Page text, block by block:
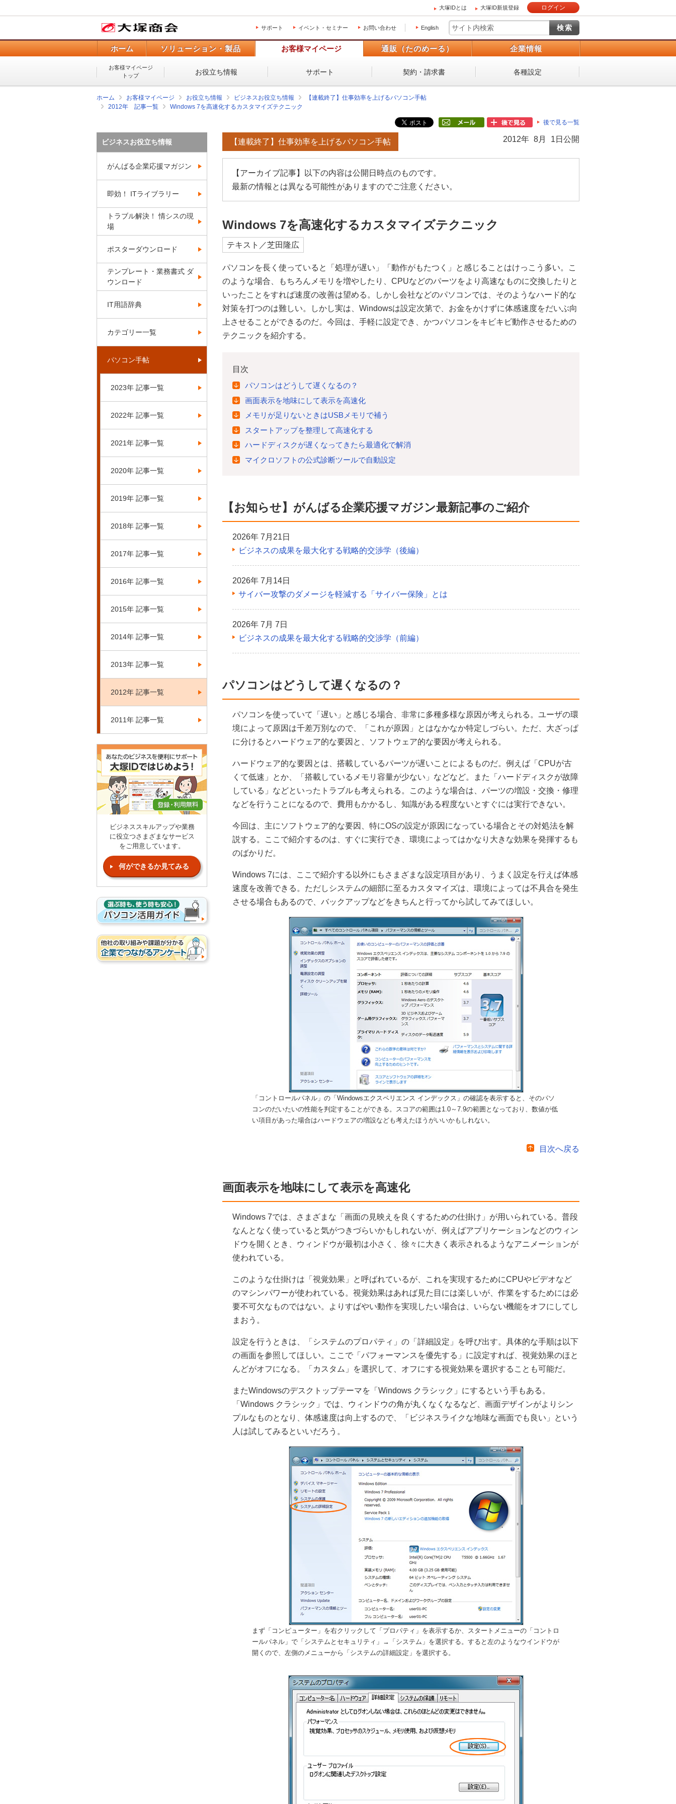
大塚IDとは 大塚ID新規登録 ログイン
サポート イベント・セミナー お問い合わせ English
ホーム ソリューション・製品 お客様マイページ 通販（たのめーる） 企業情報
お客様マイページ
トップ
お役立ち情報 サポート 契約・請求書 各種設定
ホーム お客様マイページ お役立ち情報 ビジネスお役立ち情報
【連載終了】仕事効率を上げるパソコン手帖
2012年 記事一覧
Windows 7を高速化するカスタマイズテクニック
後で見る一覧
2012年 8月 1日公開
【連載終了】仕事効率を上げるパソコン手帖
【アーカイブ記事】以下の内容は公開日時点のものです。
最新の情報とは異なる可能性がありますのでご注意ください。
Windows 7を高速化するカスタマイズテクニック
テキスト／芝田隆広
パソコンを長く使っていると「処理が遅い」「動作がもたつく」と感じることはけっこう多い。こ
のような場合、もちろんメモリを増やしたり、CPUなどのパーツをより高速なものに交換したりと
いったことをすれば速度の改善は望める。しかし会社などのパソコンでは、そのようなハード的な
対策を打つのは難しい。しかし実は、Windowsは設定次第で、お金をかけずに体感速度をだいぶ向
上させることができるのだ。今回は、手軽に設定でき、かつパソコンをキビキビ動作させるための
テクニックを紹介する。
目次
パソコンはどうして遅くなるの？
画面表示を地味にして表示を高速化
メモリが足りないときはUSBメモリで補う
スタートアップを整理して高速化する
ハードディスクが遅くなってきたら最適化で解消
マイクロソフトの公式診断ツールで自動設定
【お知らせ】がんばる企業応援マガジン最新記事のご紹介
2026年 7月21日
ビジネスの成果を最大化する戦略的交渉学（後編）
2026年 7月14日
サイバー攻撃のダメージを軽減する「サイバー保険」とは
2026年 7月 7日
ビジネスの成果を最大化する戦略的交渉学（前編）
パソコンはどうして遅くなるの？
パソコンを使っていて「遅い」と感じる場合、非常に多種多様な原因が考えられる。ユーザの環
境によって原因は千差万別なので、「これが原因」とはなかなか特定しづらい。ただ、大ざっぱ
に分けるとハードウェア的な要因と、ソフトウェア的な要因が考えられる。
ハードウェア的な要因とは、搭載しているパーツが遅いことによるものだ。例えば「CPUが古
くて低速」とか、「搭載しているメモリ容量が少ない」などなど。また「ハードディスクが故障
している」などといったトラブルも考えられる。このような場合は、パーツの増設・交換・修理
などを行うことになるので、費用もかかるし、知識がある程度ないとすぐには実行できない。
今回は、主にソフトウェア的な要因、特にOSの設定が原因になっている場合とその対処法を解
説する。ここで紹介するのは、すぐに実行でき、環境によってはかなり大きな効果を発揮するも
のばかりだ。
Windows 7には、ここで紹介する以外にもさまざまな設定項目があり、うまく設定を行えば体感
速度を改善できる。ただしシステムの細部に至るカスタマイズは、環境によっては不具合を発生
させる場合もあるので、バックアップなどをきちんと行ってから試してみてほしい。
「コントロールパネル」の「Windowsエクスペリエンス インデックス」の確認を表示すると、そのパソ
コンのだいたいの性能を判定することができる。スコアの範囲は1.0～7.9の範囲となっており、数値が低
い項目があった場合はハードウェアの増設なども考えたほうがいいかもしれない。
目次へ戻る
画面表示を地味にして表示を高速化
Windows 7では、さまざまな「画面の見映えを良くするための仕掛け」が用いられている。普段
なんとなく使っていると気がつきづらいかもしれないが、例えばアプリケーションなどのウィン
ドウを開くとき、ウィンドウが最初は小さく、徐々に大きく表示されるようなアニメーションが
使われている。
このような仕掛けは「視覚効果」と呼ばれているが、これを実現するためにCPUやビデオなど
のマシンパワーが使われている。視覚効果はあれば見た目には楽しいが、作業をするためには必
要不可欠なものではない。よりすばやい動作を実現したい場合は、いらない機能をオフにしてし
まおう。
設定を行うときは、「システムのプロパティ」の「詳細設定」を呼び出す。具体的な手順は以下
の画面を参照してほしい。ここで「パフォーマンスを優先する」に設定すれば、視覚効果のほと
んどがオフになる。「カスタム」を選択して、オフにする視覚効果を選択することも可能だ。
またWindowsのデスクトップテーマを「Windows クラシック」にするという手もある。
「Windows クラシック」では、ウィンドウの角が丸くなくなるなど、画面デザインがよりシン
プルなものとなり、体感速度は向上するので、「ビジネスライクな地味な画面でも良い」という
人は試してみるといいだろう。
まず「コンピューター」を右クリックして「プロパティ」を表示するか、スタートメニューの「コントロ
ールパネル」で「システムとセキュリティ」→「システム」を選択する。すると左のようなウインドウが
開くので、左側のメニューから「システムの詳細設定」を選択する。
ビジネスお役立ち情報
がんばる企業応援マガジン
即効！ ITライブラリー
トラブル解決！ 情シスの現
場
ポスターダウンロード
テンプレート・業務書式 ダ
ウンロード
IT用語辞典
カテゴリー一覧
パソコン手帖
2023年 記事一覧
2022年 記事一覧
2021年 記事一覧
2020年 記事一覧
2019年 記事一覧
2018年 記事一覧
2017年 記事一覧
2016年 記事一覧
2015年 記事一覧
2014年 記事一覧
2013年 記事一覧
2012年 記事一覧
2011年 記事一覧
ビジネススキルアップや業務
に役立つさまざまなサービス
をご用意しています。
何ができるか見てみる